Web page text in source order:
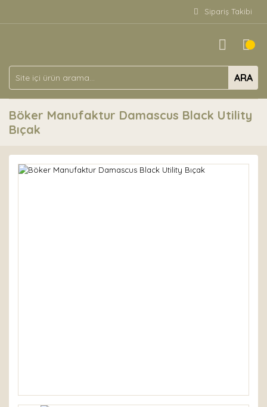
Sipariş Takibi
ARA
Böker Manufaktur Damascus Black Utility
Bıçak